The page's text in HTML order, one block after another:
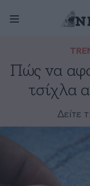
Πώς να
τσίχλα
Δείτε